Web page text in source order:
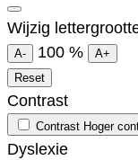
Wijzig
A- 100 %
A+
Reset
Contrast
Contrast Hoger
Dyslexie